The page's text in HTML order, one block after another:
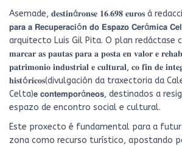
Asemade, 𝐝𝐞𝐬𝐭𝐢𝐧á𝐫𝐨𝐧𝐬𝐞 𝟏𝟔.𝟔𝟗𝟖 𝐞𝐮𝐫𝐨𝐬 á
𝗽𝗮𝗿𝗮 𝗮 𝗥𝗲𝗰𝘂𝗽𝗲𝗿𝗮𝗰𝗶ó𝗻 𝗱𝗼 𝗘𝘀𝗽𝗮𝘇𝗼 𝗖𝗲𝗿á𝗺𝗶𝗰𝗮
arquitecto Luis Gil Pita. O plan redáctase
𝐦𝐚𝐫𝐜𝐚𝐫 𝐚𝐬 𝐩𝐚𝐮𝐭𝐚𝐬 𝐩𝐚𝐫𝐚 𝐚 𝐩𝐨𝐬𝐭𝐚 𝐞𝐧 𝐯𝐚𝐥𝐨𝐫 𝐞
𝐩𝐚𝐭𝐫𝐢𝐦𝐨𝐧𝐢𝐨 𝐢𝐧𝐝𝐮𝐬𝐭𝐫𝐢𝐚𝐥 𝐞 𝐜𝐮𝐥𝐭𝐮𝐫𝐚𝐥, 𝐜𝐨 𝐟𝐢𝐧 𝐝𝐞
𝐡𝐢𝐬𝐭ó𝐫𝐢𝐜𝐨𝐬(divulgación da traxectoria da
Celta)𝗲 𝗰𝗼𝗻𝘁𝗲𝗺𝗽𝗼𝗿á𝗻𝗲𝗼𝘀, destinados a
espazo de encontro social e cultural.
Este proxecto é fundamental para a
zona como recurso turístico, apostando